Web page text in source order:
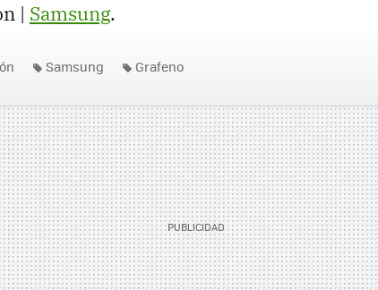
| Samsung.
Samsung Grafeno